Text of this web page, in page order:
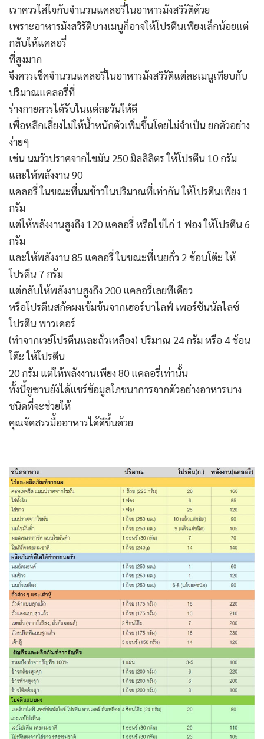
เราควรใส่ใจกับจำนวนแคลอรี่ในอาหารมังสวิรัติด้วย
เพราะอาหารมังสวิรัติบางเมนูก็อาจให้โปรตีนเพียงเล็กน้อยแต่
กลับให้แคลอรี่
ที่สูงมาก
จึงควรเช็คจำนวนแคลอรี่ในอาหารมังสวิรัติแต่ละเมนูเทียบกับ
ปริมาณแคลอรี่ที่
ร่างกายควรได้รับในแต่ละวันให้ดี
เพื่อหลีกเลี่ยงไม่ให้น้ำหนักตัวเพิ่มขึ้นโดยไม่จำเป็น ยกตัวอย่าง
ง่ายๆ
เช่น นมวัวปราศจากไขมัน 250 มิลลิลิตร ให้โปรตีน 10 กรัม
และให้พลังงาน 90
แคลอรี่ ในขณะที่นมข้าวในปริมาณที่เท่ากัน ให้โปรตีนเพียง 1
กรัม
แต่ให้พลังงานสูงถึง 120 แคลอรี่ หรือไข่ไก่ 1 ฟอง ให้โปรตีน 6
กรัม
และให้พลังงาน 85 แคลอรี่ ในขณะที่เนยถั่ว 2 ช้อนโต๊ะ ให้
โปรตีน 7 กรัม
แต่กลับให้พลังงานสูงถึง 200 แคลอรี่เลยทีเดียว
หรือโปรตีนสกัดผงเข้มข้นจากเฮอร์บาไลฟ์ เพอร์ซันนัลไลซ์
โปรตีน พาวเดอร์
(ทำจากเวย์โปรตีนและถั่วเหลือง) ปริมาณ 24 กรัม หรือ 4 ช้อน
โต๊ะ ให้โปรตีน
20 กรัม แต่ให้พลังงานเพียง 80 แคลอรี่เท่านั้น
ทั้งนี้ซูซานยังได้แชร์ข้อมูลโภชนาการจากตัวอย่างอาหารบาง
ชนิดที่จะช่วยให้
คุณจัดสรรมื้ออาหารได้ดีขึ้นด้วย